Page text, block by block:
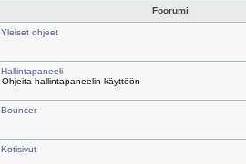
Foorumi
Yleiset ohjeet
Hallintapaneeli
Ohjeita hallintapaneelin käyttöön
Bouncer
Kotisivut